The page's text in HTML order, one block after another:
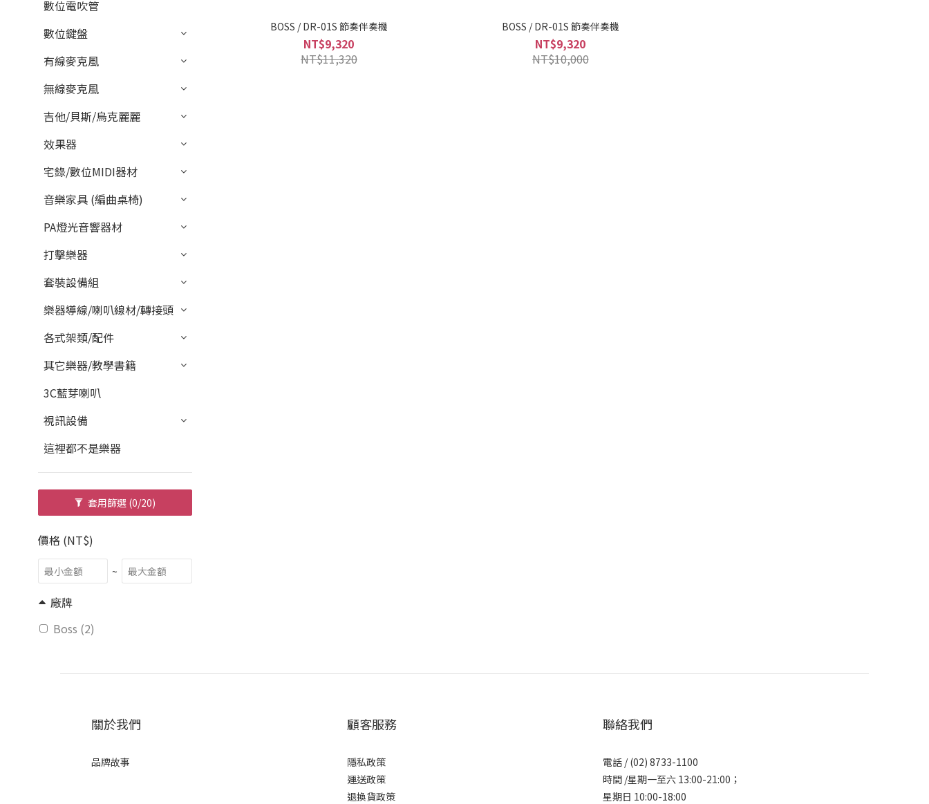
數位電吹管
數位鍵盤
有線麥克風
無線麥克風
吉他/貝斯/烏克麗麗
效果器
宅錄/數位MIDI器材
音樂家具 (編曲桌椅)
PA燈光音響器材
打擊樂器
套裝設備組
樂器導線/喇叭線材/轉接頭
各式架類/配件
其它樂器/教學書籍
3C藍芽喇叭
視訊設備
這裡都不是樂器
套用篩選 (0/20)
價格 (NT$)
~
廠牌
Boss (2)
BOSS / DR-01S 節奏伴奏機
NT$9,320
NT$11,320
BOSS / DR-01S 節奏伴奏機
NT$9,320
NT$10,000
關於我們
品牌故事
顧客服務
隱私政策
運送政策
退換貨政策
聯絡我們
電話 / (02) 8733-1100
時間 /星期一至六 13:00-21:00；
星期日 10:00-18:00